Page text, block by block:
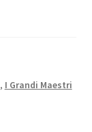
, I Grandi Maestri